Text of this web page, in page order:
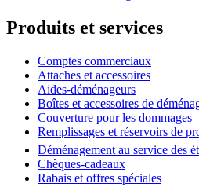
Produits et services
Comptes commerciaux
Attaches et accessoires
Aides-déménageurs
Boîtes et accessoires de
Couverture pour les dommages
Remplissages et réservoirs de
Déménagement au service des
Chèques-cadeaux
Rabais et offres spéciales